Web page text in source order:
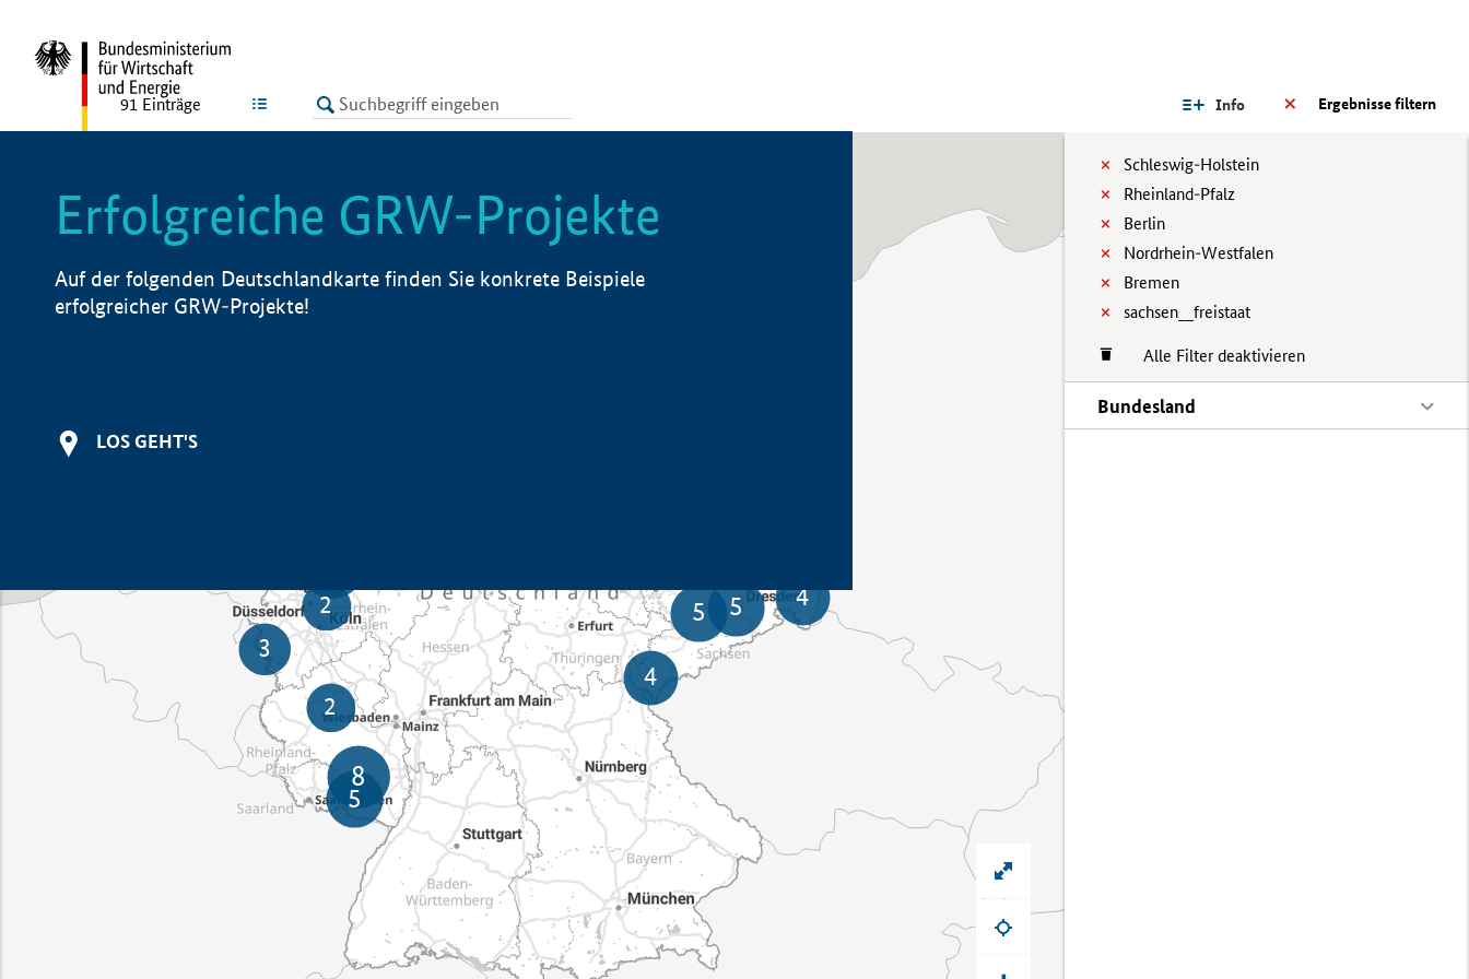
LISTE Ergebnisse filtern
Info
Schleswig-Holstein
Rheinland-Pfalz
Berlin
Nordrhein-Westfalen
Bremen
sachsen__freistaat
Alle Filter deaktivieren
Bundesland
91 Einträge
Erfolgreiche GRW-Projekte
Auf der folgenden Deutschlandkarte finden Sie konkrete Beispiele
erfolgreicher GRW-Projekte!
LOS GEHT'S